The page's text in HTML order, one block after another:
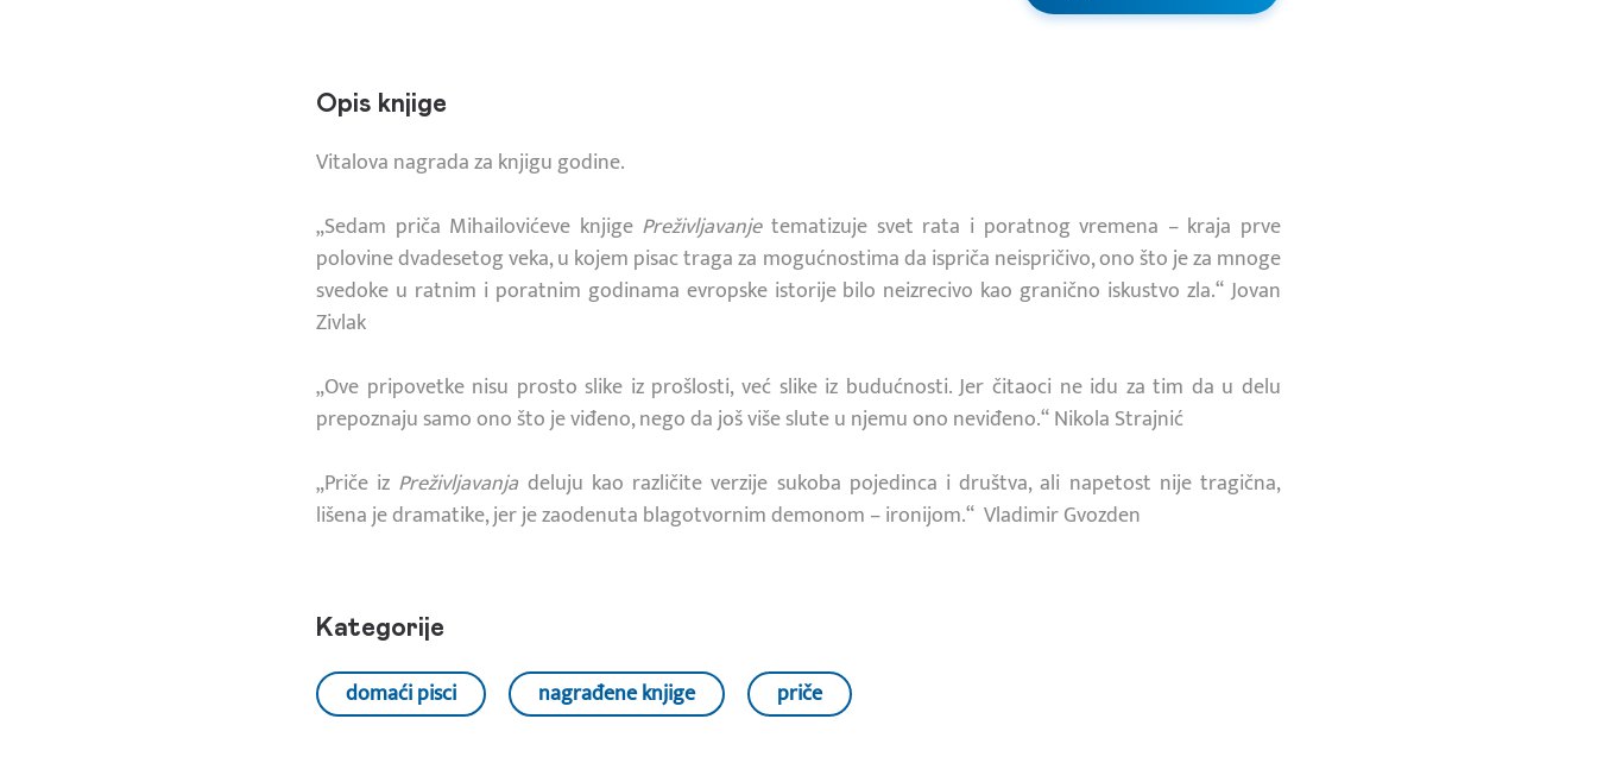
Opis knjige
Vitalova nagrada za knjigu godine.
„Sedam priča Mihailovićeve knjige Preživljavanjetematizuje svet rata i poratnog vremena – kraja prve
polovine dvadesetog veka, u kojem pisac traga za mogućnostima da ispriča neispričivo, ono što je za mnoge
svedoke u ratnim i poratnim godinama evropske istorije bilo neizrecivo kao granično iskustvo zla.“ Jovan
Zivlak
„Ove pripovetke nisu prosto slike iz prošlosti, već slike iz budućnosti. Jer čitaoci ne idu za tim da u delu
prepoznaju samo ono što je viđeno, nego da još više slute u njemu ono neviđeno.“ Nikola Strajnić
„Priče iz Preživljavanjadeluju kao različite verzije sukoba pojedinca i društva, ali napetost nije tragična,
lišena je dramatike, jer je zaodenuta blagotvornim demonom – ironijom.“ Vladimir Gvozden
Kategorije
domaći pisci nagrađene knjige priče